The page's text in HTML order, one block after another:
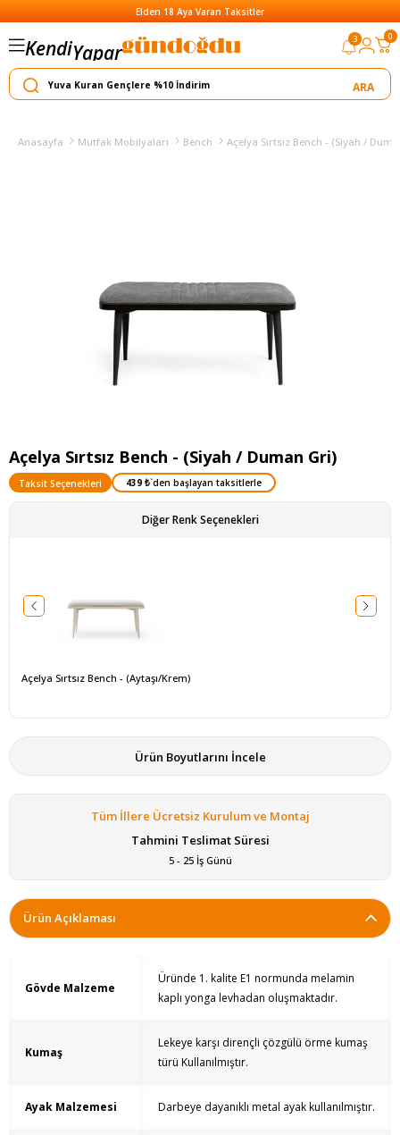
Elden 18 Aya Varan Taksitler
KendiYapar
Satar
3 0
Anasayfa Mutfak Mobilyaları Bench Açelya Sırtsız Bench - (Siyah /
Açelya Sırtsız Bench - (Siyah / Duman Gri)
Taksit Seçenekleri 439 ₺`den başlayan taksitlerle
Diğer Renk Seçenekleri
Açelya Sırtsız Bench - (Aytaşı/Krem)
Ürün Boyutlarını İncele
Tüm İllere Ücretsiz Kurulum ve Montaj
Tahmini Teslimat Süresi
5 - 25 İş Günü
Ürün Açıklaması
Gövde Malzeme
Üründe 1. kalite E1 normunda melamin
kaplı yonga levhadan oluşmaktadır.
Kumaş
Lekeye karşı dirençli çözgülü örme kumaş
türü Kullanılmıştır.
Ayak Malzemesi Darbeye dayanıklı metal ayak kullanılmıştır.